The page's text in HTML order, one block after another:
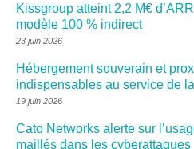
Kissgroup atteint 2,2 M€
modèle 100 % indirect
23 juin 2026
Hébergement souverain et
indispensables au service de
19 juin 2026
Cato Networks alerte sur
maillés dans les cyberattaques